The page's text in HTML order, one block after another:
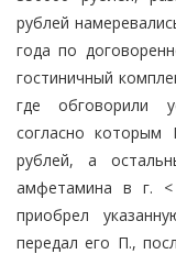
рублей
года по
гостиничный
где обговорили
согласно которым
рублей, а
амфетамина в г.
приобрел
передал его П.,